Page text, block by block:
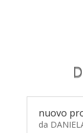
nuovo
da